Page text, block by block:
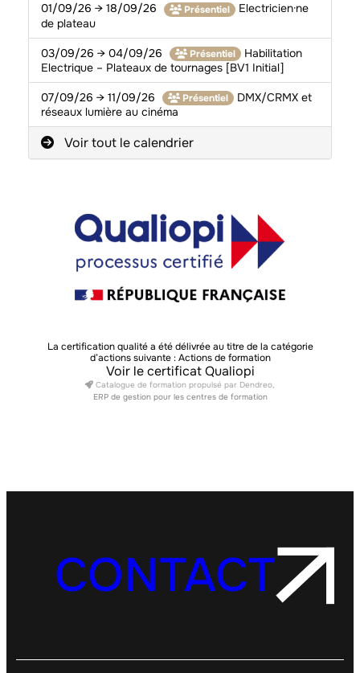
01/09/26 → 18/09/26 Présentiel
Electricien·ne
de plateau
03/09/26 → 04/09/26 Présentiel
Habilitation
Electrique – Plateaux de tournages [BV1 Initial]
07/09/26 → 11/09/26 Présentiel
DMX/CRMX et
réseaux lumière au cinéma
Voir tout le calendrier
La certification qualité a été délivrée au titre de la catégorie
d’actions suivante : Actions de formation
Voir le certificat Qualiopi
Catalogue de formation propulsé par Dendreo,
ERP de gestion pour les centres de formation
CONTACT